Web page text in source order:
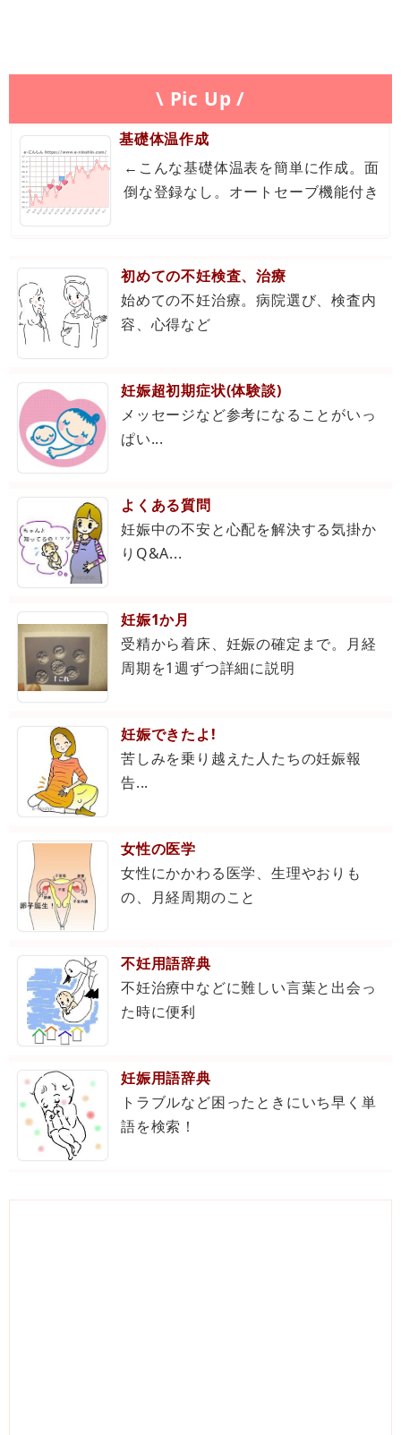
\ Pic Up /
基礎体温作成
←こんな基礎体温表を簡単に作成。面
倒な登録なし。オートセーブ機能付き
初めての不妊検査、治療
始めての不妊治療。病院選び、検査内
容、心得など
妊娠超初期症状(体験談)
メッセージなど参考になることがいっ
ぱい...
よくある質問
妊娠中の不安と心配を解決する気掛か
りQ&A...
妊娠1か月
受精から着床、妊娠の確定まで。月経
周期を1週ずつ詳細に説明
妊娠できたよ!
苦しみを乗り越えた人たちの妊娠報
告...
女性の医学
女性にかかわる医学、生理やおりも
の、月経周期のこと
不妊用語辞典
不妊治療中などに難しい言葉と出会っ
た時に便利
妊娠用語辞典
トラブルなど困ったときにいち早く単
語を検索！